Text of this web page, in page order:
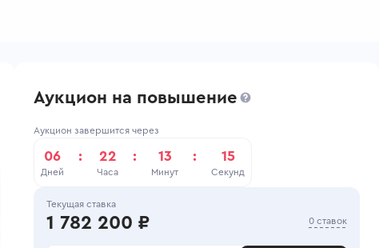
Аукцион на повышение
Аукцион завершится через
06
Дней
: 22
Часа
: 13
Минут
: 15
Секунд
Текущая ставка
1 782 200 ₽ 0 ставок